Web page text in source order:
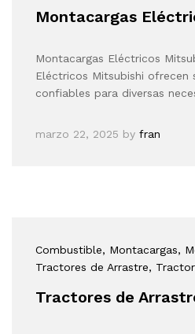
Montacargas
Montacargas Eléctricos
Eléctricos Mitsubishi ofrecen
confiables para diversas
marzo 22, 2025 by fran
Combustible, Montacargas,
Tractores de Arrastre,
Tractores de